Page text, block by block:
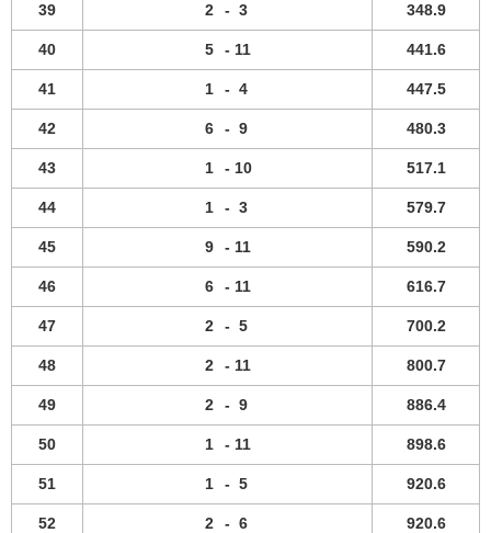
39 2 - 3 348.9
40 5 - 11 441.6
41 1 - 4 447.5
42 6 - 9 480.3
43 1 - 10 517.1
44 1 - 3 579.7
45 9 - 11 590.2
46 6 - 11 616.7
47 2 - 5 700.2
48 2 - 11 800.7
49 2 - 9 886.4
50 1 - 11 898.6
51 1 - 5 920.6
52 2 - 6 920.6